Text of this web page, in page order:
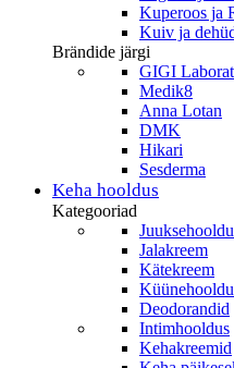
Kuperoos ja
Kuiv ja
Brändide järgi
GIGI
Medik8
Anna Lotan
DMK
Hikari
Sesderma
Keha hooldus
Kategooriad
Jalakreem
Kätekreem
Deodorandid
Intimhooldus
Kehakreemid